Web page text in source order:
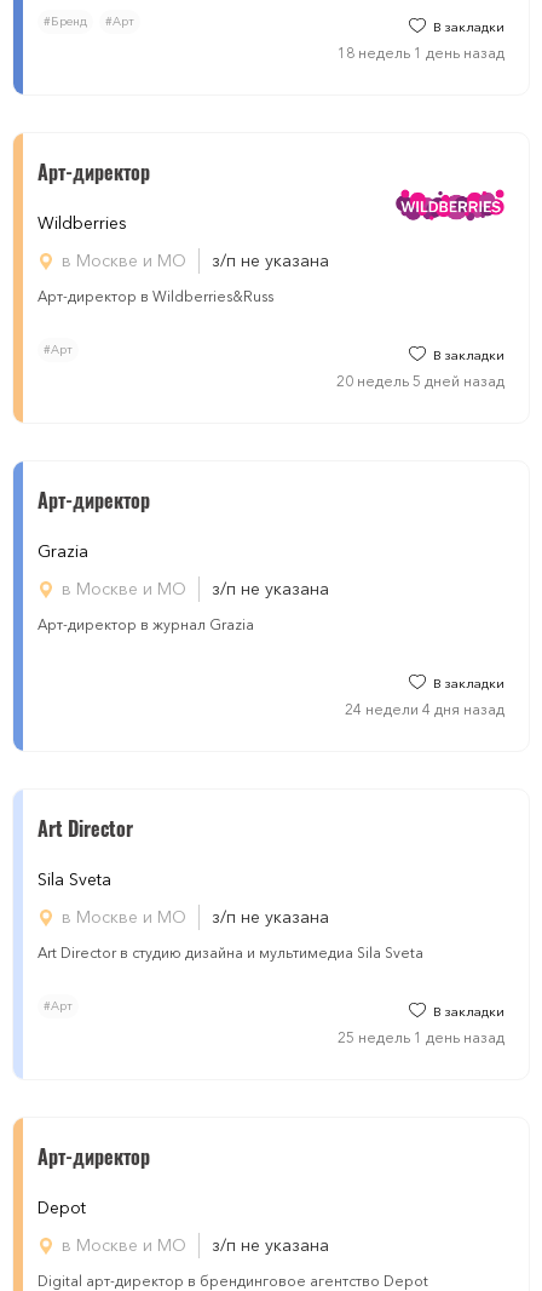
#Бренд #Арт В закладки
18 недель 1 день назад
Арт-директор
Wildberries
в Москве и МО
з/п не указана
Арт-директор в Wildberries&Russ
#Арт В закладки
20 недель 5 дней назад
Арт-директор
Grazia
в Москве и МО
з/п не указана
Арт-директор в журнал Grazia
В закладки
24 недели 4 дня назад
Art Director
Sila Sveta
в Москве и МО
з/п не указана
Art Director в студию дизайна и мультимедиа Sila Sveta
#Арт В закладки
25 недель 1 день назад
Арт-директор
Depot
в Москве и МО
з/п не указана
Digital арт-директор в брендинговое агентство Depot